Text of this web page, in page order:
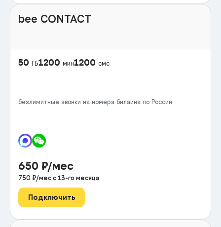
bee CONTACT
50 ГБ1200 мин1200 смс
безлимитные звонки на номера билайна по России
650 ₽/мес
750 ₽/мес с 13-го месяца
Подключить